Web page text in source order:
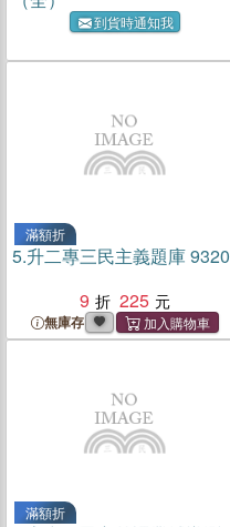
到貨時通知我
滿額折
5.升二專三民主義題庫 9320
9
225
無庫存
滿額折